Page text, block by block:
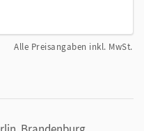
Alle Preisangaben inkl. MwSt.